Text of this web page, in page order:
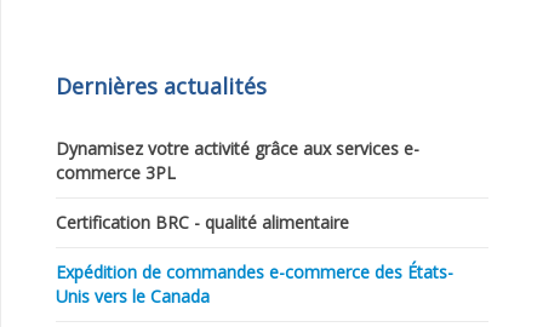
Dernières actualités
Dynamisez votre activité grâce aux services e-
commerce 3PL
Certification BRC - qualité alimentaire
Expédition de commandes e-commerce des États-
Unis vers le Canada